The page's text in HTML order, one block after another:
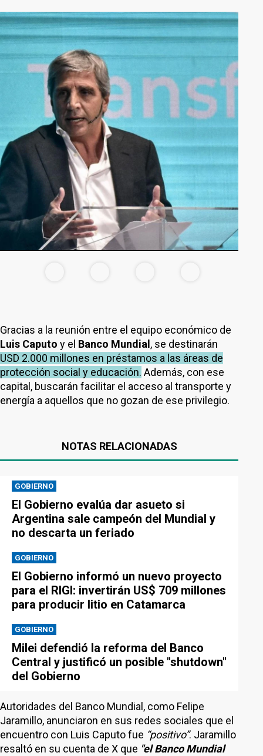
Gracias a la reunión entre el equipo económico de
Luis Caputo y el Banco Mundial , se destinarán
USD 2.000 millones en préstamos a las áreas de
protección social y educación. Además, con ese
capital, buscarán facilitar el acceso al transporte y
energía a aquellos que no gozan de ese privilegio.
NOTAS RELACIONADAS
GOBIERNO
El Gobierno evalúa dar asueto si
Argentina sale campeón del Mundial y
no descarta un feriado
GOBIERNO
El Gobierno informó un nuevo proyecto
para el RIGI: invertirán US$ 709 millones
para producir litio en Catamarca
GOBIERNO
Milei defendió la reforma del Banco
Central y justificó un posible "shutdown"
del Gobierno
Autoridades del Banco Mundial, como Felipe
Jaramillo, anunciaron en sus redes sociales que el
encuentro con Luis Caputo fue “positivo”. Jaramillo
resaltó en su cuenta de X que "el Banco Mundial